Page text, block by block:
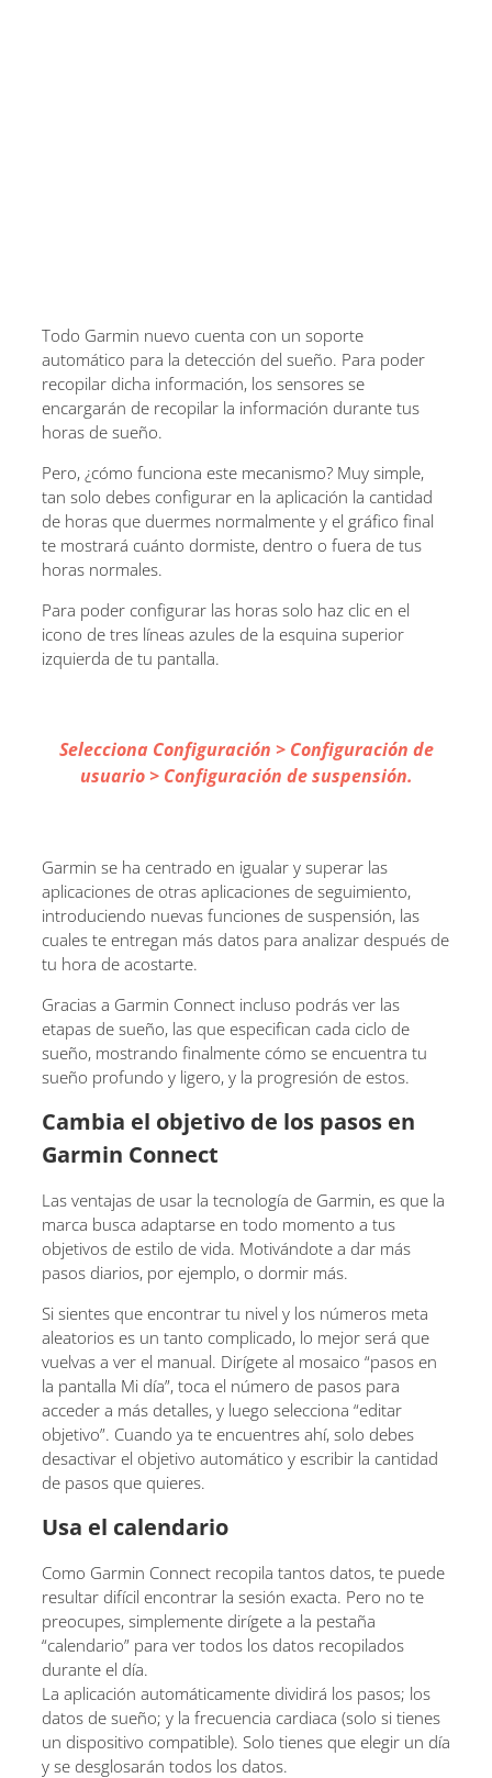
Todo Garmin nuevo cuenta con un soporte
automático para la detección del sueño. Para poder
recopilar dicha información, los sensores se
encargarán de recopilar la información durante tus
horas de sueño.
Pero, ¿cómo funciona este mecanismo? Muy simple,
tan solo debes configurar en la aplicación la cantidad
de horas que duermes normalmente y el gráfico final
te mostrará cuánto dormiste, dentro o fuera de tus
horas normales.
Para poder configurar las horas solo haz clic en el
icono de tres líneas azules de la esquina superior
izquierda de tu pantalla.
Selecciona Configuración > Configuración de
usuario > Configuración de suspensión.
Garmin se ha centrado en igualar y superar las
aplicaciones de otras aplicaciones de seguimiento,
introduciendo nuevas funciones de suspensión, las
cuales te entregan más datos para analizar después de
tu hora de acostarte.
Gracias a Garmin Connect incluso podrás ver las
etapas de sueño, las que especifican cada ciclo de
sueño, mostrando finalmente cómo se encuentra tu
sueño profundo y ligero, y la progresión de estos.
Cambia el objetivo de los pasos en
Garmin Connect
Las ventajas de usar la tecnología de Garmin, es que la
marca busca adaptarse en todo momento a tus
objetivos de estilo de vida. Motivándote a dar más
pasos diarios, por ejemplo, o dormir más.
Si sientes que encontrar tu nivel y los números meta
aleatorios es un tanto complicado, lo mejor será que
vuelvas a ver el manual. Dirígete al mosaico “pasos en
la pantalla Mi día”, toca el número de pasos para
acceder a más detalles, y luego selecciona “editar
objetivo”. Cuando ya te encuentres ahí, solo debes
desactivar el objetivo automático y escribir la cantidad
de pasos que quieres.
Usa el calendario
Como Garmin Connect recopila tantos datos, te puede
resultar difícil encontrar la sesión exacta. Pero no te
preocupes, simplemente dirígete a la pestaña
“calendario” para ver todos los datos recopilados
durante el día.
La aplicación automáticamente dividirá los pasos; los
datos de sueño; y la frecuencia cardiaca (solo si tienes
un dispositivo compatible). Solo tienes que elegir un día
y se desglosarán todos los datos.